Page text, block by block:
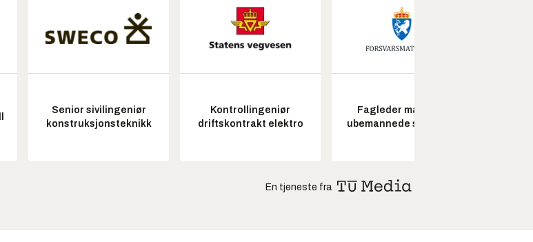
Senior sivilingeniør
konstruksjonsteknikk
Kontrollingeniør
driftskontrakt elektro
Fagleder maritime
ubemannede systemer
En tjeneste fra